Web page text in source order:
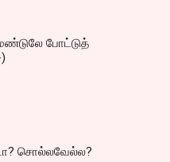
போட்டுத்
சொல்லவேல்ல?